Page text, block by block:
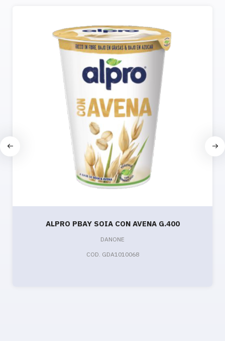
ALPRO PBAY SOIA CON AVENA G.400
DANONE
COD. GDA1010068